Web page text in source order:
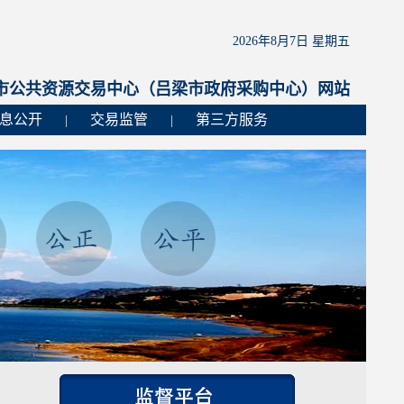
2026年8月7日 星期五
公共资源交易中心（吕梁市政府采购中心）网站
公开 交易监管 第三方服务